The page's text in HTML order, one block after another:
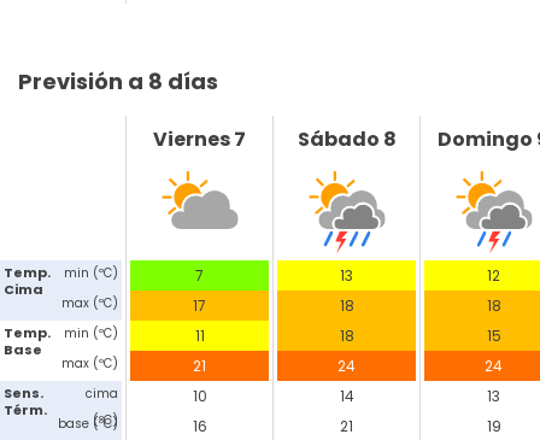
Previsión a 8 días
Temp.
Cima
min (ºC)
max (ºC)
Temp.
Base
min (ºC)
max (ºC)
Sens.
Térm.
cima
(ºC)
base (ºC)
Viernes 7
7
17
11
21
10
16
Sábado 8
13
18
18
24
14
21
Domingo
12
18
15
24
13
19